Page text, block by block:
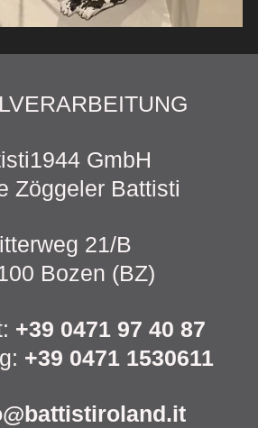
GmbH
Zöggeler Battisti
21/B
Bozen (BZ)
+39 0471 97 40 87
+39 0471 1530611